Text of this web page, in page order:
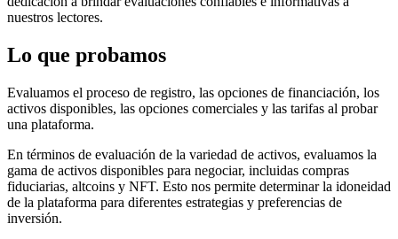
nuestros lectores.
Lo que probamos
Evaluamos el proceso de registro, las opciones de financiación, los
activos disponibles, las opciones comerciales y las tarifas al probar
una plataforma.
En términos de evaluación de la variedad de activos, evaluamos la
gama de activos disponibles para negociar, incluidas compras
fiduciarias, altcoins y NFT. Esto nos permite determinar la idoneidad
de la plataforma para diferentes estrategias y preferencias de
inversión.